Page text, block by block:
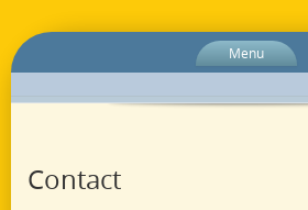
Menu
Contact